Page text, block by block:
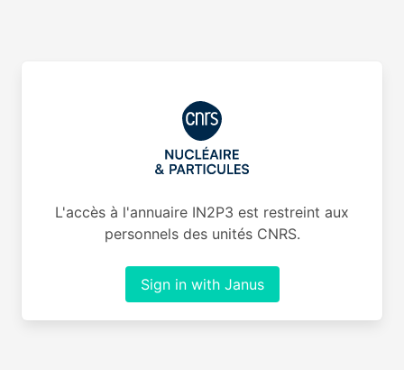
L'accès à l'annuaire IN2P3 est restreint aux
personnels des unités CNRS.
Sign in with Janus